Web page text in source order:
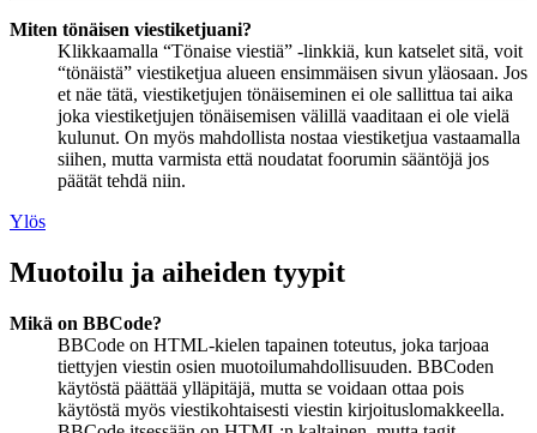
Miten tönäisen viestiketjuani?
Klikkaamalla “Tönaise viestiä” -linkkiä, kun katselet sitä, voit
“tönäistä” viestiketjua alueen ensimmäisen sivun yläosaan. Jos
et näe tätä, viestiketjujen tönäiseminen ei ole sallittua tai aika
joka viestiketjujen tönäisemisen välillä vaaditaan ei ole vielä
kulunut. On myös mahdollista nostaa viestiketjua vastaamalla
siihen, mutta varmista että noudatat foorumin sääntöjä jos
päätät tehdä niin.
Ylös
Muotoilu ja aiheiden tyypit
Mikä on BBCode?
BBCode on HTML-kielen tapainen toteutus, joka tarjoaa
tiettyjen viestin osien muotoilumahdollisuuden. BBCoden
käytöstä päättää ylläpitäjä, mutta se voidaan ottaa pois
käytöstä myös viestikohtaisesti viestin kirjoituslomakkeella.